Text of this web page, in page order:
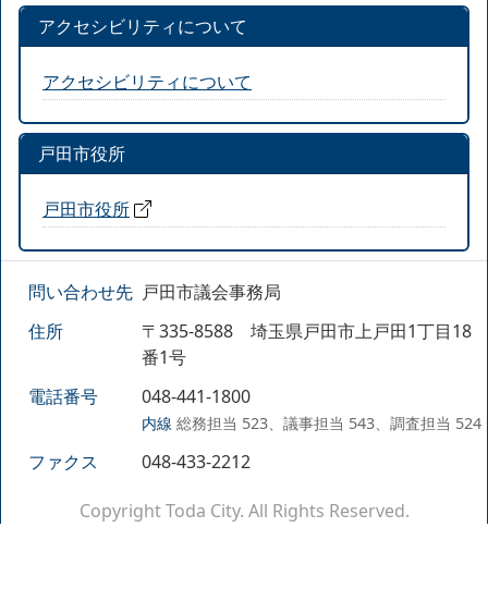
アクセシビリティについて
アクセシビリティについて
戸田市役所
戸田市役所
問い合わせ先 戸田市議会事務局
住所
〒335-8588 埼玉県戸田市上戸田1丁目18
番1号
電話番号
048-441-1800
内線 総務担当 523、議事担当 543、調査担当 524
ファクス 048-433-2212
Copyright Toda City. All Rights Reserved.